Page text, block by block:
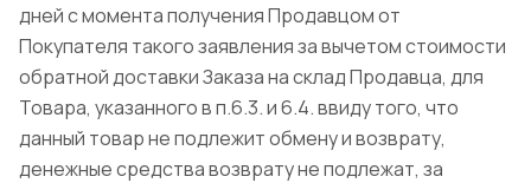
дней с момента получения Продавцом от
Покупателя такого заявления за вычетом стоимости
обратной доставки Заказа на склад Продавца, для
Товара, указанного в п.6.3. и 6.4. ввиду того, что
данный товар не подлежит обмену и возврату,
денежные средства возврату не подлежат, за